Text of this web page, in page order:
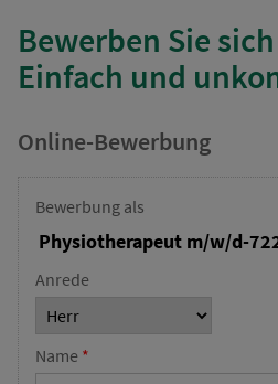
Bewerben Sie
Einfach und
Online-Bewerbung
Bewerbung als
Anrede
Name *